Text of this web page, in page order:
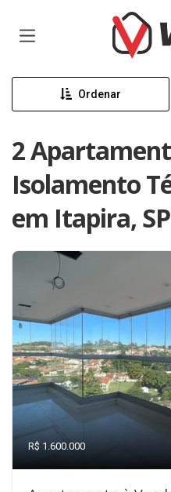
Página
Ordenar
2
Isolamento
em Itapira, SP
R$ 1.600.000